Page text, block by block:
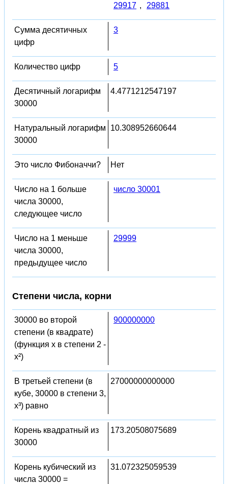
29917 , 29881
Сумма десятичных
цифр
3
Количество цифр 5
Десятичный логарифм
30000
4.4771212547197
Натуральный логарифм
30000
10.308952660644
Это число Фибоначчи? Нет
Число на 1 больше
числа 30000,
следующее число
число 30001
Число на 1 меньше
числа 30000,
предыдущее число
29999
Степени числа, корни
30000 во второй
степени (в квадрате)
(функция x в степени 2 -
x²)
900000000
В третьей степени (в
кубе, 30000 в степени 3,
x³) равно
27000000000000
Корень квадратный из
30000
173.20508075689
Корень кубический из
числа 30000 =
31.072325059539